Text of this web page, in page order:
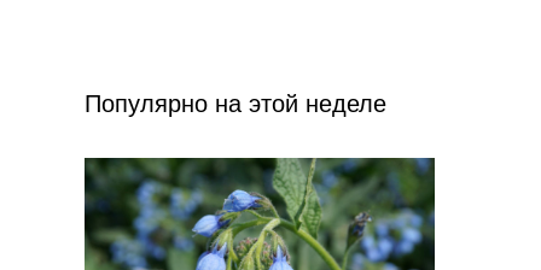
Популярно на этой неделе